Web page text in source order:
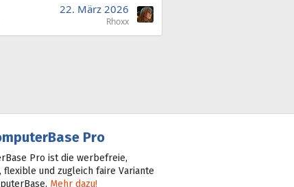
22. März 2026
Rhoxx
Pro
Pro ist die werbefreie,
flexible und zugleich faire Variante
Mehr dazu!